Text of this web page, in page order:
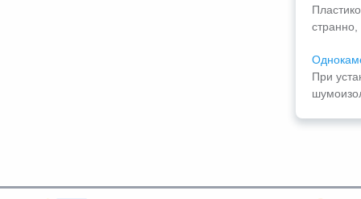
странно,
При